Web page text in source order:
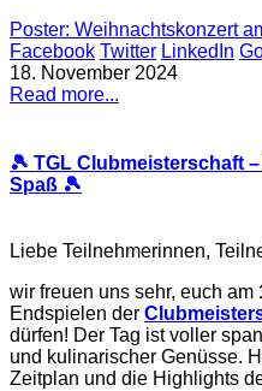
Poster: Weihnachtskonzert
Facebook Twitter LinkedIn
18. November 2024
Read more...
🎾 TGL Clubmeisterschaft
Spaß 🎾
Liebe Teilnehmerinnen,
wir freuen uns sehr, euch am
Endspielen der
dürfen! Der Tag ist voller
und kulinarischer Genüsse.
Zeitplan und die Highlights